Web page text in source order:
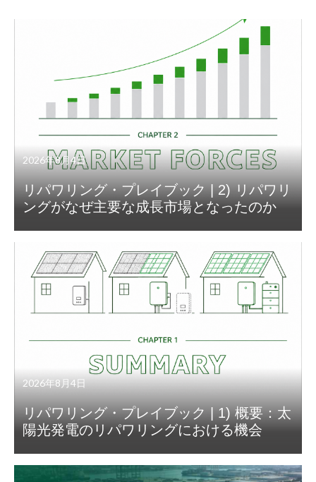
2026年8月4日
リパワリング・プレイブック | 2) リパワリ
ングがなぜ主要な成長市場となったのか
2026年8月4日
リパワリング・プレイブック | 1) 概要：太
陽光発電のリパワリングにおける機会